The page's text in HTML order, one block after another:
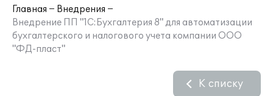
Главная
Внедрения
Внедрение ПП "1С:Бухгалтерия 8" для автоматизации
бухгалтерского и налогового учета компании ООО
"ФД-пласт"
К списку